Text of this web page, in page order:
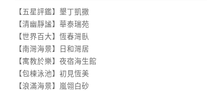
【五星評鑑】墾丁凱撒
【清幽靜謐】華泰瑞苑
【世界百大】恆春灣臥
【南灣海景】日和灣居
【寓教於樂】夜宿海生館
【包棟泳池】初見恆美
【浪滿海景】嵐翎白砂